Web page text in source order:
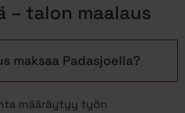
– talon maalaus
maksaa Padasjoella?
määräytyy työn